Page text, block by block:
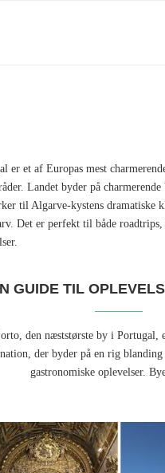
er et af Europas mest
Landet byder på
til Algarve-kystens dramatiske
Det er perfekt til både
GUIDE TIL
den næststørste by i Portugal,
der byder på en rig
gastronomiske oplevelser.